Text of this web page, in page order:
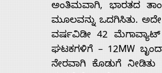
ಅಂತಿಮವಾಗಿ, ಭಾರತದ
ಮೂಲವನ್ನು ಒದಗಿಸಿತು.
ವರ್ಷವಿಡೀ 42
ಘಟಕಗಳಿಗೆ – 12MW
ನೇರವಾಗಿ ಕೊಡುಗೆ ನೀಡಿತು